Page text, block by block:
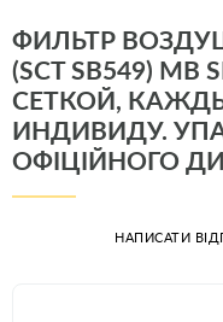
ФИЛЬТР
(SCT SB549) MB
СЕТКОЙ,
ИНДИВИДУ.
ОФІЦІЙНОГО
НАПИСАТИ